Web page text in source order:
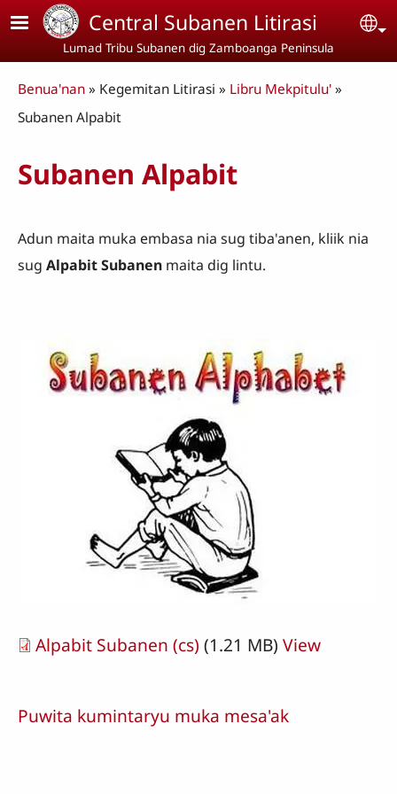
Skip to main contentCentral Subanen Litirasi
Lumad Tribu Subanen dig Zamboanga Peninsula
Breadcrumb
Benua'nan Kegemitan Litirasi
Libru Mekpitulu'
Subanen Alpabit
Subanen Alpabit
Adun maita muka embasa nia sug tiba'anen, kliik nia
sug Alpabit Subanen maita dig lintu.
Alpabit Subanen (cs) (1.21 MB) View
Puwita kumintaryu muka mesa'ak